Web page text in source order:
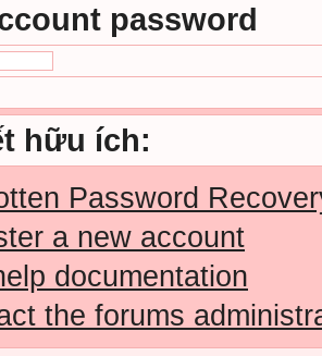
password
hữu ích:
Password
a new account
documentation
the forums